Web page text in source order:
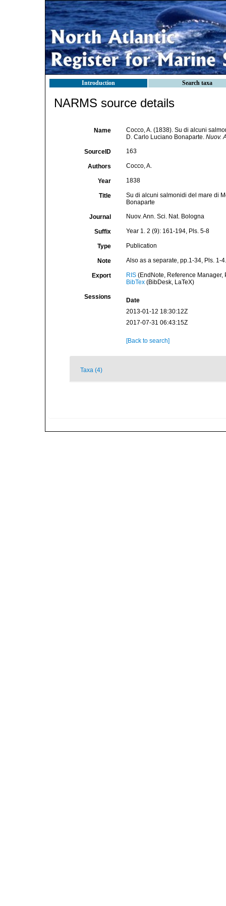
Introduction Search taxa
NARMS source details
Name
Cocco, A. (1838). Su di alcuni
D. Carlo Luciano Bonaparte. Nuov.
SourceID 163
Authors Cocco, A.
Year 1838
Title
Su di alcuni salmonidi del mare di
Bonaparte
Journal Nuov. Ann. Sci. Nat. Bologna
Suffix Year 1. 2 (9): 161-194, Pls. 5-8
Type Publication
Note Also as a separate, pp.1-34, Pls. 1-
Export RIS(EndNote, Reference Manager,
BibTex(BibDesk, LaTeX)
Sessions
Date
2013-01-12 18:30:12Z
2017-07-31 06:43:15Z
[Back to search]
Taxa (4)